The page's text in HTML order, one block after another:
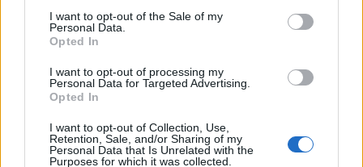
consent section.
I want to opt-out of the Sale of my
Personal Data.
Opted In
I want to opt-out of processing my
Personal Data for Targeted Advertising.
Opted In
I want to opt-out of Collection, Use,
Retention, Sale, and/or Sharing of my
Personal Data that Is Unrelated with the
Purposes for which it was collected.
Όπως είπε, ο δράστης εμφανίστηκε στο καφενείο
λέγοντας πως απλά η μητέρα του πέθανε, ενώ λίγη
Αστυνομία.
https://www.youtube.com/watch?v=quxoKLElmls